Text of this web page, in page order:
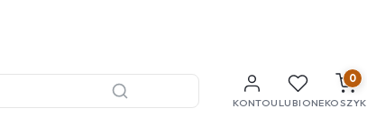
KONTOULUBIONE
0
KOSZYK